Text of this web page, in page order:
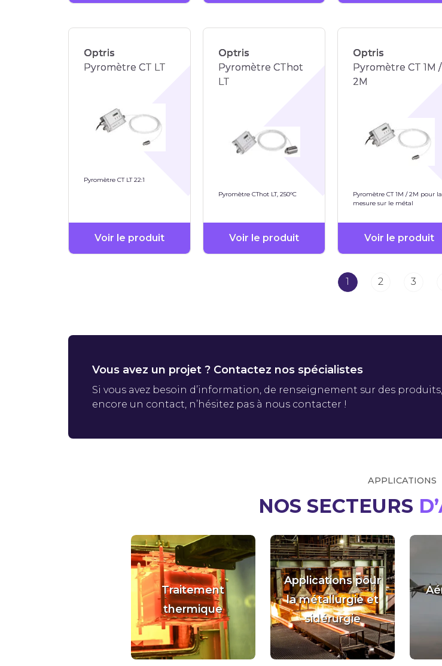
Optris
Pyromètre CT LT
Pyromètre CT LT 22:1
Voir le produit
Optris
Pyromètre CThot
LT
Pyromètre CThot LT, 250°C
Voir le produit
Optris
Pyromètre CT 1M /
2M
Pyromètre CT 1M / 2M pour la
mesure sur le métal
Voir le produit
1 2 3
Vous avez un projet ? Contactez nos spécialistes
Si vous avez besoin d’information, de renseignement sur des
encore un contact, n’hésitez pas à nous contacter !
APPLICATIONS
NOS SECTEURS
Traitement
thermique
Applications pour
la métallurgie et
sidérurgie